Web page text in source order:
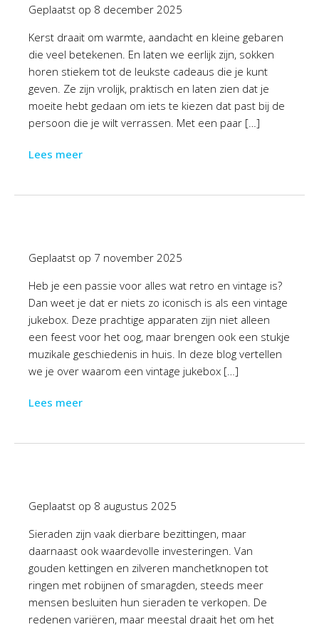
Geplaatst op 8 december 2025
Kerst draait om warmte, aandacht en kleine gebaren
die veel betekenen. En laten we eerlijk zijn, sokken
horen stiekem tot de leukste cadeaus die je kunt
geven. Ze zijn vrolijk, praktisch en laten zien dat je
moeite hebt gedaan om iets te kiezen dat past bij de
persoon die je wilt verrassen. Met een paar […]
Lees meer
Geplaatst op 7 november 2025
Heb je een passie voor alles wat retro en vintage is?
Dan weet je dat er niets zo iconisch is als een vintage
jukebox. Deze prachtige apparaten zijn niet alleen
een feest voor het oog, maar brengen ook een stukje
muzikale geschiedenis in huis. In deze blog vertellen
we je over waarom een vintage jukebox […]
Lees meer
Geplaatst op 8 augustus 2025
Sieraden zijn vaak dierbare bezittingen, maar
daarnaast ook waardevolle investeringen. Van
gouden kettingen en zilveren manchetknopen tot
ringen met robijnen of smaragden, steeds meer
mensen besluiten hun sieraden te verkopen. De
redenen variëren, maar meestal draait het om het